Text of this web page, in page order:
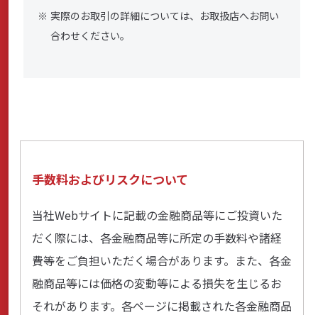
実際のお取引の詳細については、お取扱店へお問い
合わせください。
手数料およびリスクについて
当社Webサイトに記載の金融商品等にご投資いた
だく際には、各金融商品等に所定の手数料や諸経
費等をご負担いただく場合があります。また、各金
融商品等には価格の変動等による損失を生じるお
それがあります。各ページに掲載された各金融商品